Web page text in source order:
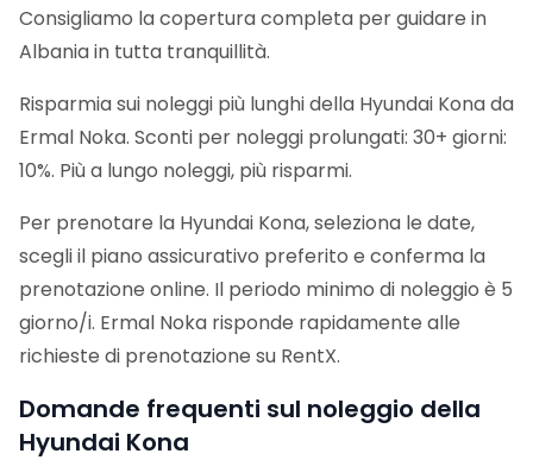
Consigliamo la copertura completa per guidare in
Albania in tutta tranquillità.
Risparmia sui noleggi più lunghi della Hyundai Kona da
Ermal Noka. Sconti per noleggi prolungati: 30+ giorni:
10%. Più a lungo noleggi, più risparmi.
Per prenotare la Hyundai Kona, seleziona le date,
scegli il piano assicurativo preferito e conferma la
prenotazione online. Il periodo minimo di noleggio è 5
giorno/i. Ermal Noka risponde rapidamente alle
richieste di prenotazione su RentX.
Domande frequenti sul noleggio della
Hyundai Kona